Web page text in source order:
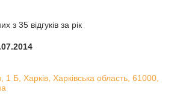
з 35 відгуків за рік
1 Б, Харків, Харківська область, 61000,